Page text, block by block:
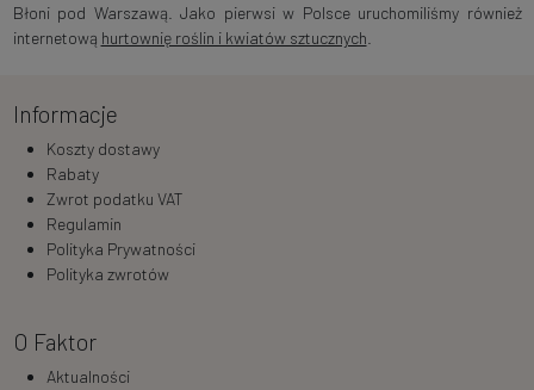
Błoni pod Warszawą. Jako pierwsi w Polsce uruchomiliśmy również
internetową hurtownię roślin i kwiatów sztucznych
Informacje
Koszty dostawy
Rabaty
Zwrot podatku VAT
Regulamin
Polityka Prywatności
Polityka zwrotów
O Faktor
Aktualności